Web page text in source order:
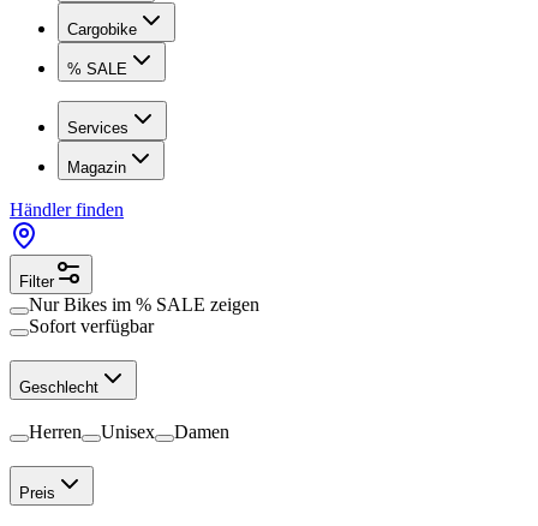
Cargobike
% SALE
Services
Magazin
Händler finden
Filter
Nur Bikes im % SALE zeigen
Sofort verfügbar
Geschlecht
Herren Unisex Damen
Preis